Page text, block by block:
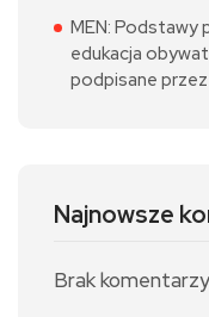
MEN:
edukacja
podpisane
Najnowsze
Brak